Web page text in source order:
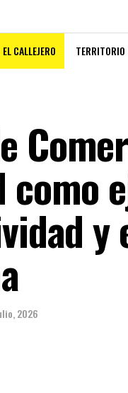
EL CALLEJERO TERRITORIO
y
2026